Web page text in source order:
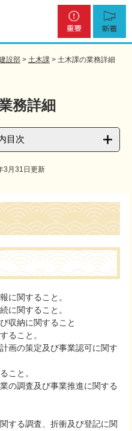
設部 > 土木課 > 土木課の業務詳細
務詳細
目次
3月31日更新
に関すること。
に関すること。
収納に関すること
ること。
画の策定及び事業認可に関す
こと。
の調査及び事業推進に関する
する調査、折衝及び登記に関